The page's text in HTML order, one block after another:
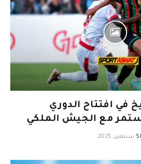
في افتتاح الدوري
مع الجيش الملكي